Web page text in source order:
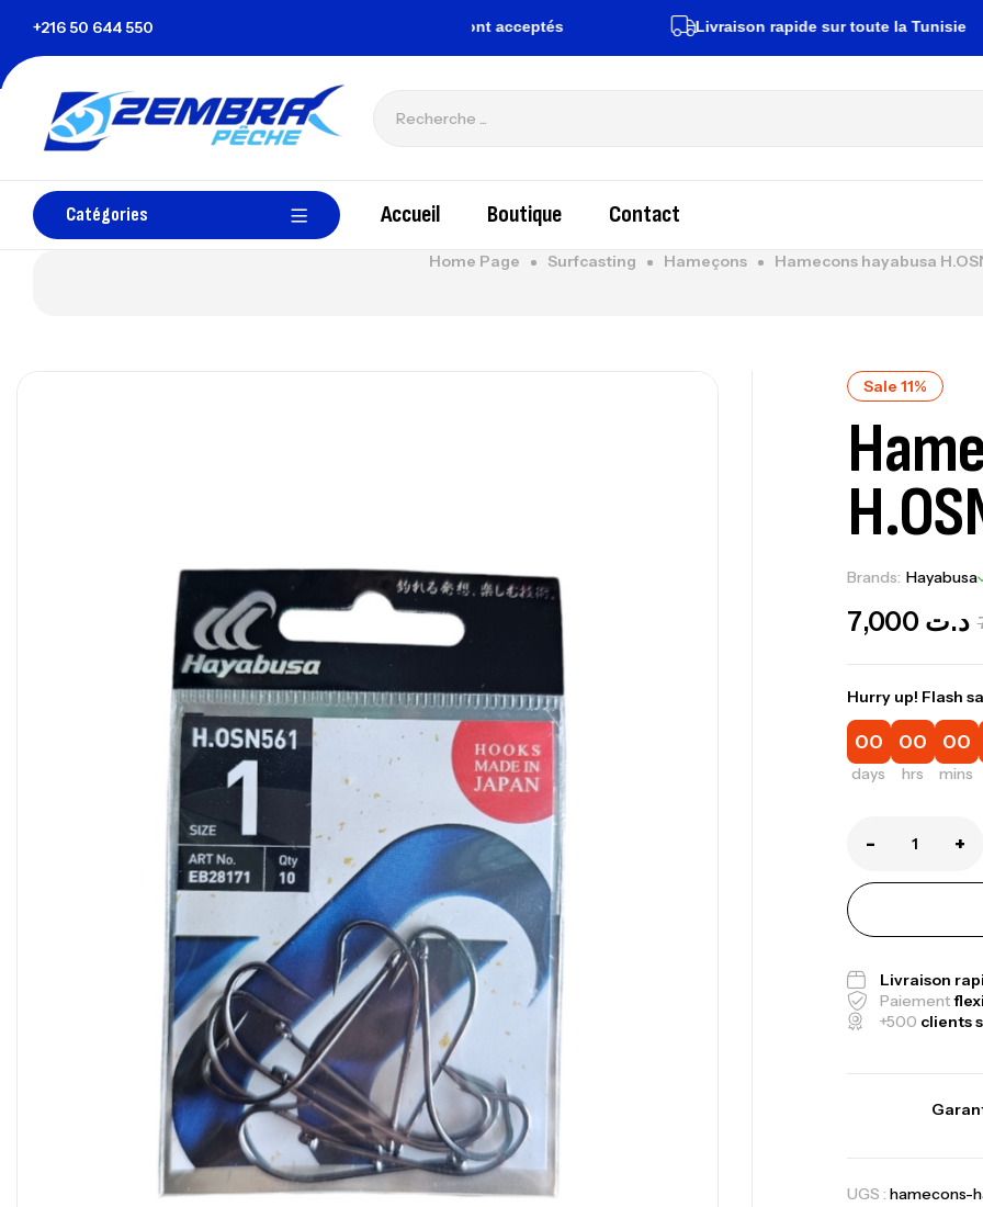
+216 50 644 550 Tous les paiements sont acceptés Livraison rapide sur toute la Tunisie
Catégories Accueil Boutique Contact
Home Page Surfcasting Hameçons Hamecons hayabusa
Sale 11%
Brands: Hayabusa
د.ت 7,000
Hurry up! Flash
00
days
00
hrs
00
mins
- +
Livraison
Paiement
+500 clients
UGS : hamecons-